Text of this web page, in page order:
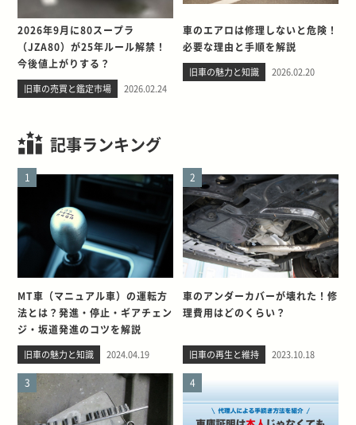
2026年9月に80スープラ
（JZA80）が25年ルール解禁！
今後値上がりする？
旧車の売買と鑑定市場 2026.02.24
車のエアロは修理しないと危険！
必要な理由と手順を解説
旧車の魅力と知識 2026.02.20
記事ランキング
1
MT車（マニュアル車）の運転方
法とは？発進・停止・ギアチェン
ジ・坂道発進のコツを解説
旧車の魅力と知識 2024.04.19
2
車のアンダーカバーが壊れた！修
理費用はどのくらい？
旧車の再生と維持 2023.10.18
3 4